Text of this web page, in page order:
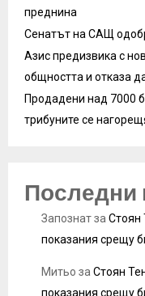
преднина
Сенатът на САЩ
Азис предизвика с
общността и отказа
Продадени над 7000
трибуните се
Последни
Запознатза Стоян
показания срещу
Митьо за Стоян
показания срещу